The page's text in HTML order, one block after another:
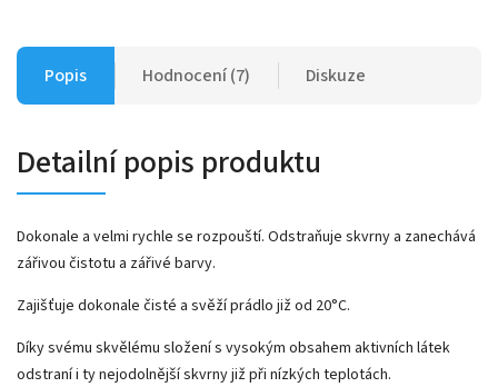
Popis Hodnocení (7) Diskuze
Detailní popis produktu
Dokonale a velmi rychle se rozpouští. Odstraňuje skvrny a zanechává
zářivou čistotu a zářivé barvy.
Zajišťuje dokonale čisté a svěží prádlo již od 20°C.
Díky svému skvělému složení s vysokým obsahem aktivních látek
odstraní i ty nejodolnější skvrny již při nízkých teplotách.